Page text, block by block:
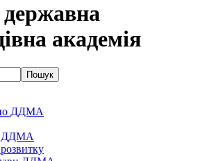
академія
ДДМА
ДДМА